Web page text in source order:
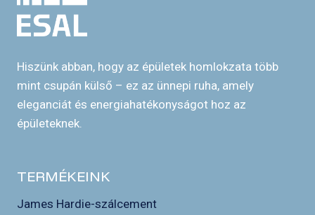
Hiszünk abban, hogy az épületek homlokzata több
mint csupán külső – ez az ünnepi ruha, amely
eleganciát és energiahatékonyságot hoz az
épületeknek.
TERMÉKEINK
James Hardie-szálcement